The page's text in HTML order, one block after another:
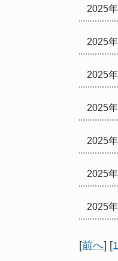
2025
2025
2025
2025
2025
2025
2025
[前へ] [1